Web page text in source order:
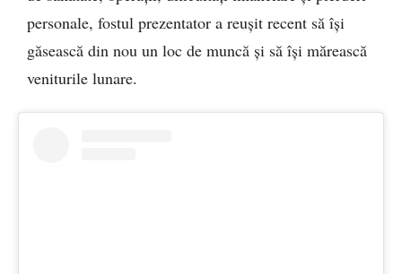
personale, fostul prezentator a reușit recent să își
găsească din nou un loc de muncă și să își mărească
veniturile lunare.